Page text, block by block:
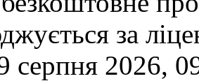
за
серпня 2026,